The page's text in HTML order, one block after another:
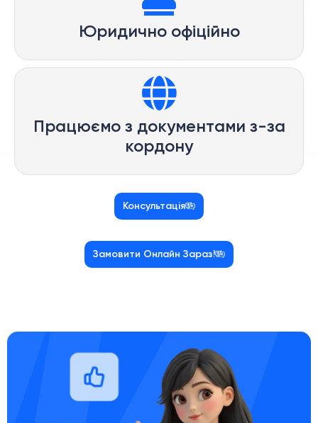
Юридично офіційно
Працюємо з документами з-за
кордону
Консультація
Замовити Онлайн Зараз!